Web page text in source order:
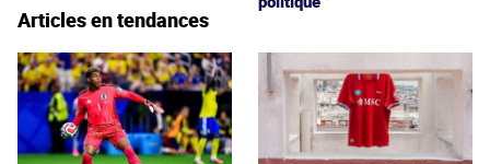
Articles en tendances